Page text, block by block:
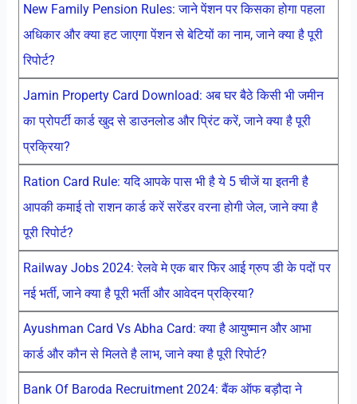
New Family Pension Rules: जाने पेंशन पर किसका होगा पहला
अधिकार और क्या हट जाएगा पेंशन से बेटियों का नाम, जाने क्या है पूरी
रिपोर्ट?
Jamin Property Card Download: अब घर बैठे किसी भी जमीन
का प्रोपर्टी कार्ड खुद से डाउनलोड और प्रिंट करें, जाने क्या है पूरी
प्रक्रिया?
Ration Card Rule: यदि आपके पास भी है ये 5 चीजें या इतनी है
आपकी कमाई तो राशन कार्ड करें सरेंडर वरना होगी जेल, जाने क्या है
पूरी रिपोर्ट?
Railway Jobs 2024: रेलवे मे एक बार फिर आई ग्रुप डी के पदों पर
नई भर्ती, जाने क्या है पूरी भर्ती और आवेदन प्रक्रिया?
Ayushman Card Vs Abha Card: क्या है आयुष्मान और आभा
कार्ड और कौन से मिलते है लाभ, जाने क्या है पूरी रिपोर्ट?
Bank Of Baroda Recruitment 2024: बैंक ऑफ बड़ौदा ने